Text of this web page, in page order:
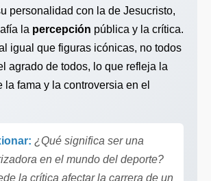
personalidad con la de Jesucristo,
la percepción pública y la crítica.
igual que figuras icónicas, no todos
agrado de todos, lo que refleja la
la fama y la controversia en el
¿Qué significa ser una
en el mundo del deporte?
la crítica afectar la carrera de un